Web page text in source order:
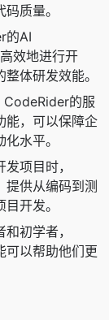
质量。
的AI
效地进行开
体研发效能。
CodeRider的服
能，可以保障企
水平。
项目时，
提供从编码到测
开发。
初学者，
可以帮助他们更